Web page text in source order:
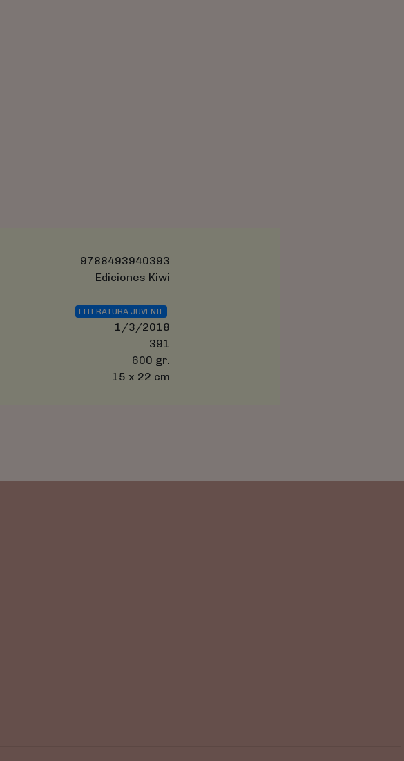
9788493940393
Ediciones Kiwi
LITERATURA JUVENIL
1/3/2018
391
600 gr.
15 x 22 cm